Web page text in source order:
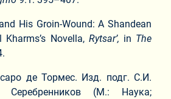
His Groin-Wound: A Shandean
Novella, Rytsar’, in The
де Тормес. Изд. подг. С.И.
Серебренников (М.: Наука;